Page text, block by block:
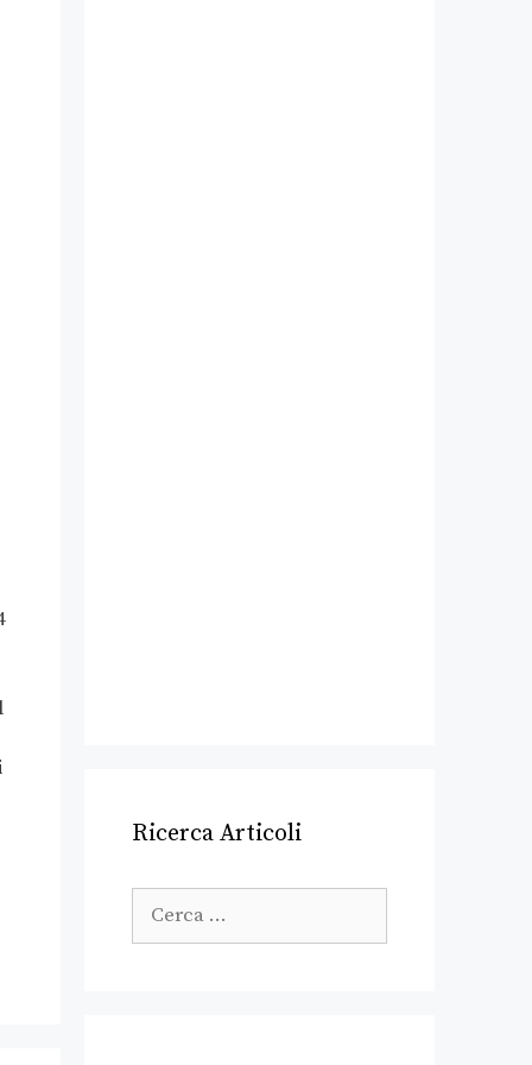
Ricerca Articoli